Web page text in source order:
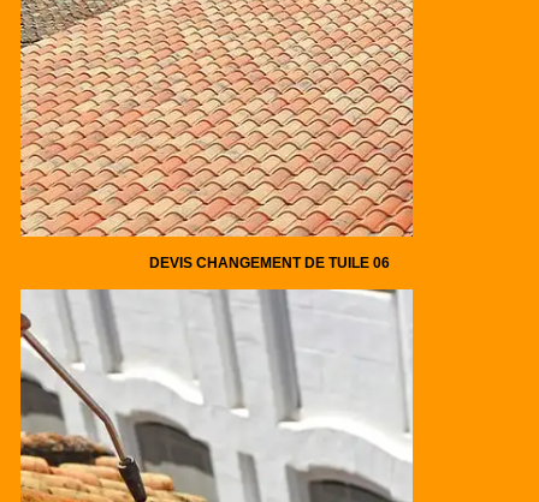
DEVIS CHANGEMENT DE TUILE 06